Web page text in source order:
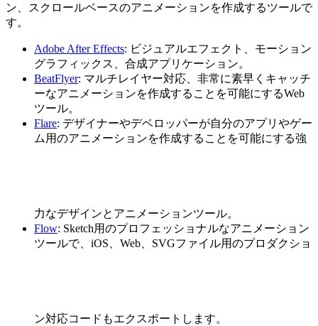
ン、スクロールベースのアニメーションを作成するツールで
す。
Adobe After Effects: ビジュアルエフェクト、モーション
グラフィックス、合成アプリケーション。
BeatFlyer: マルチレイヤー対応、非常に素早くキャッチ
ーなアニメーションを作成することを可能にするWeb
ツール。
Flare: デザイナーやデベロッパーが自分のアプリやゲー
ム用のアニメーションを作成することを可能にする強
力なデザインとアニメーションツール。
Flow: Sketch用のプロフェッショナルなアニメーション
ツールで、iOS、Web、SVGファイル用のプロダクショ
ン対応コードもエクスポートします。